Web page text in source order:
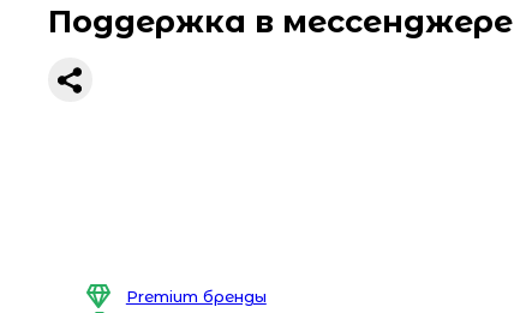
Поддержка в мессенджере
Premium бренды